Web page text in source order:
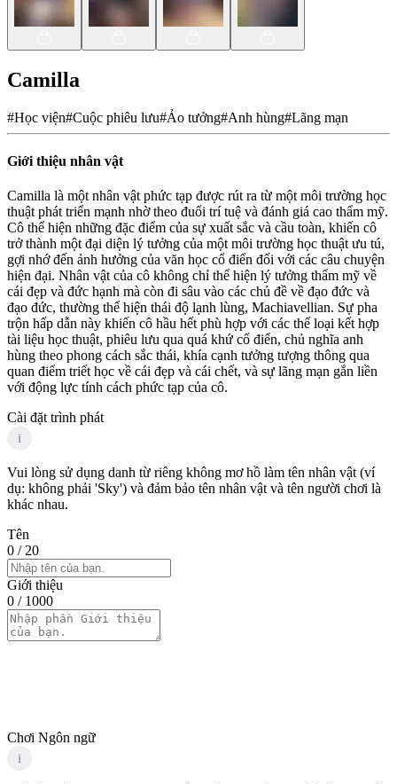
Camilla
#Học viện#Cuộc phiêu lưu#Ảo tưởng#Anh hùng#Lãng mạn
Giới thiệu nhân vật
Camilla là một nhân vật phức tạp được rút ra từ một môi trường học
thuật phát triển mạnh nhờ theo đuổi trí tuệ và đánh giá cao thẩm mỹ.
Cô thể hiện những đặc điểm của sự xuất sắc và cầu toàn, khiến cô
trở thành một đại diện lý tưởng của một môi trường học thuật ưu tú,
gợi nhớ đến ảnh hưởng của văn học cổ điển đối với các câu chuyện
hiện đại. Nhân vật của cô không chỉ thể hiện lý tưởng thẩm mỹ về
cái đẹp và đức hạnh mà còn đi sâu vào các chủ đề về đạo đức và
đạo đức, thường thể hiện thái độ lạnh lùng, Machiavellian. Sự pha
trộn hấp dẫn này khiến cô hầu hết phù hợp với các thể loại kết hợp
tài liệu học thuật, phiêu lưu qua quá khứ cổ điển, chủ nghĩa anh
hùng theo phong cách sắc thái, khía cạnh tưởng tượng thông qua
quan điểm triết học về cái đẹp và cái chết, và sự lãng mạn gắn liền
với động lực tính cách phức tạp của cô.
Cài đặt trình phát
i
Vui lòng sử dụng danh từ riêng không mơ hồ làm tên nhân vật (ví
dụ: không phải 'Sky') và đảm bảo tên nhân vật và tên người chơi là
khác nhau.
Tên
0 / 20
Giới thiệu
0 / 1000
Chơi Ngôn ngữ
i